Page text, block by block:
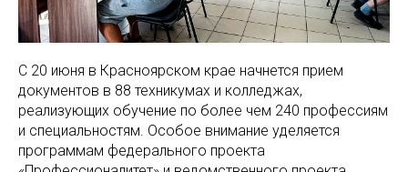
С 20 июня в Красноярском крае начнется прием
документов в 88 техникумах и колледжах,
реализующих обучение по более чем 240 профессиям
и специальностям. Особое внимание уделяется
программам федерального проекта